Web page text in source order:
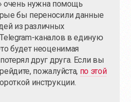
очень нужна помощь
бы переносили данные
из различных
каналов в единую
будет неоценимая
друг друга. Если вы
пожалуйста, по этой
инструкции.